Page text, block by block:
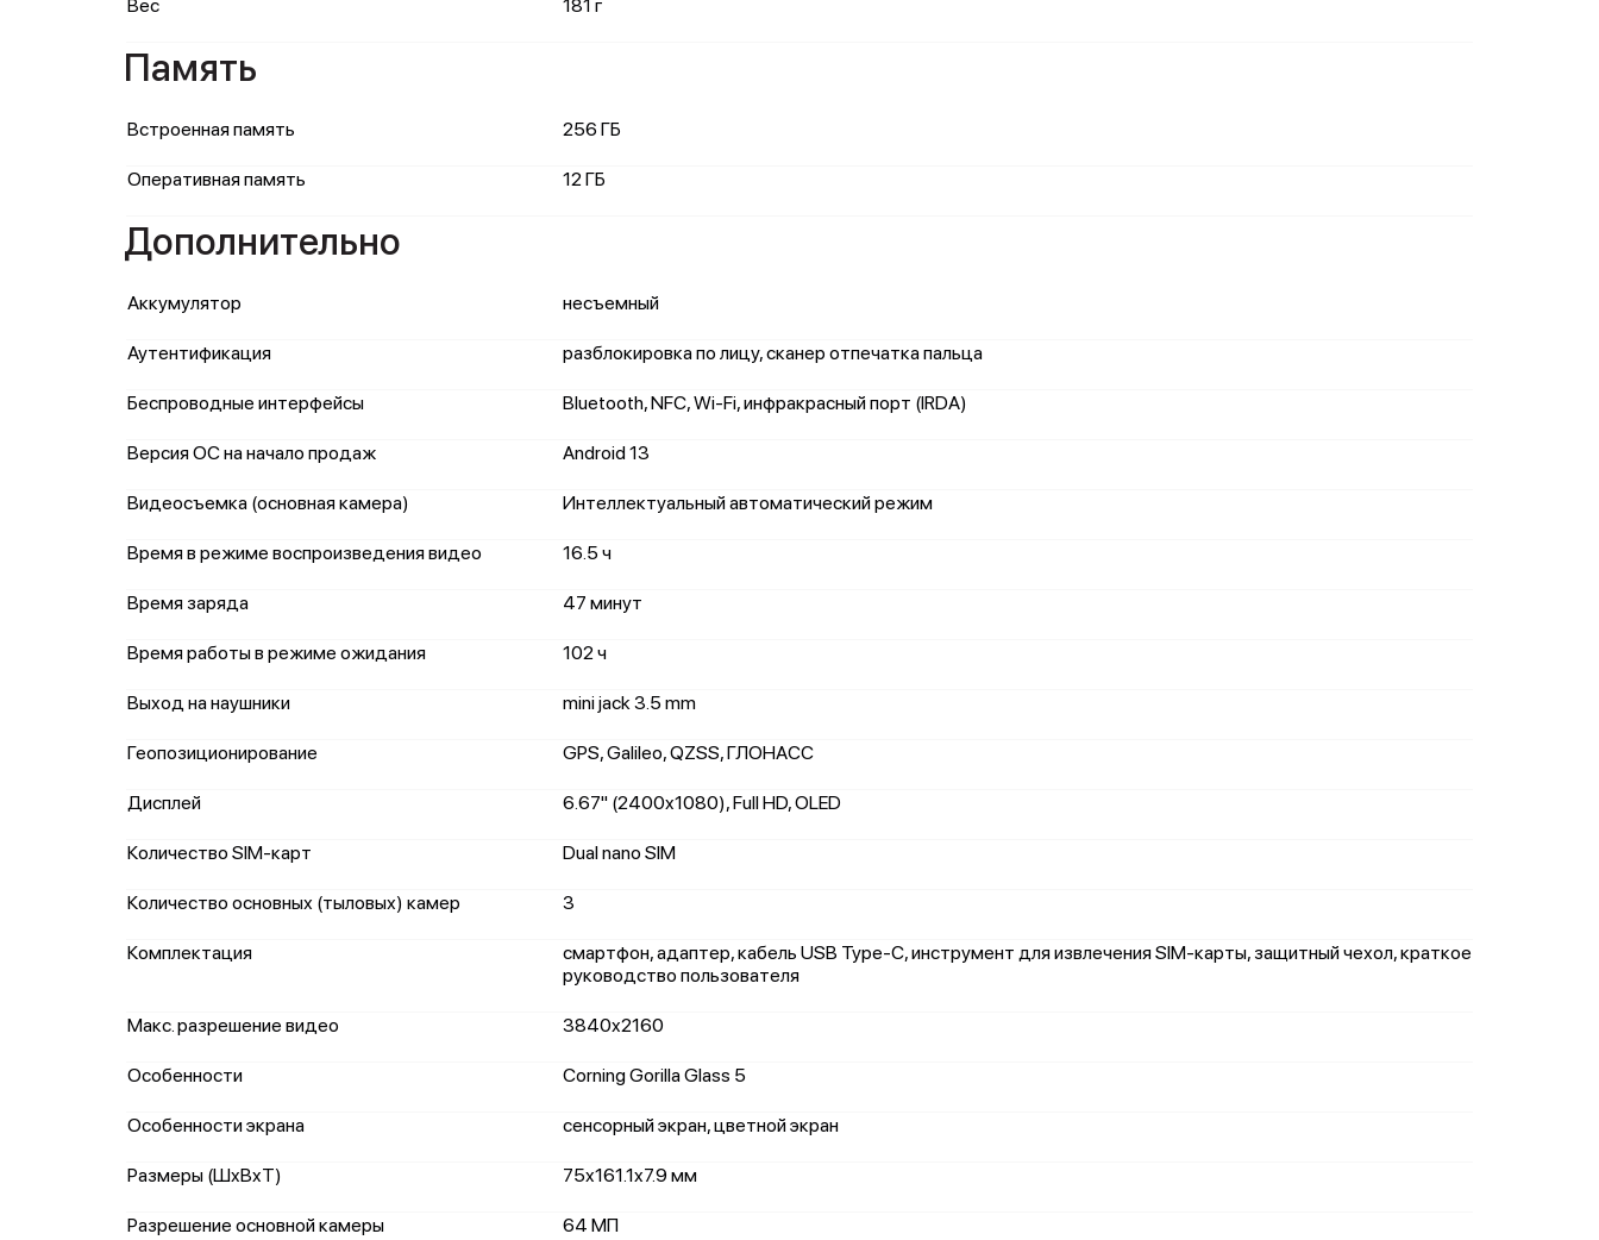
Вес 181 г
Память
Встроенная память 256 ГБ
Оперативная память 12 ГБ
Дополнительно
Аккумулятор несъемный
Аутентификация разблокировка по лицу, сканер отпечатка пальца
Беспроводные интерфейсы Bluetooth, NFC, Wi-Fi, инфракрасный порт (IRDA)
Версия ОС на начало продаж Android 13
Видеосъемка (основная камера) Интеллектуальный автоматический режим
Время в режиме воспроизведения видео 16.5 ч
Время заряда 47 минут
Время работы в режиме ожидания 102 ч
Выход на наушники mini jack 3.5 mm
Геопозиционирование GPS, Galileo, QZSS, ГЛОНАСС
Дисплей 6.67" (2400x1080), Full HD, OLED
Количество SIM-карт Dual nano SIM
Количество основных (тыловых) камер 3
Комплектация
смартфон, адаптер, кабель USB Type-C, инструмент для извлечения SIM-карты, защитный чехол, краткое
руководство пользователя
Макс. разрешение видео 3840x2160
Особенности Corning Gorilla Glass 5
Особенности экрана сенсорный экран, цветной экран
Размеры (ШxВxТ) 75x161.1x7.9 мм
Разрешение основной камеры 64 МП